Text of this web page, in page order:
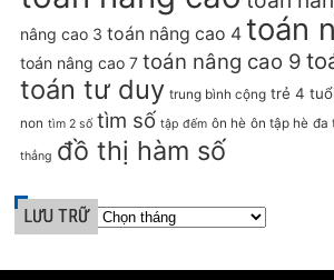
nâng cao 3 toán nâng cao 4 toán
toán nâng cao 7 toán nâng cao 9
toán tư duy trung bình cộng trẻ 4
non tìm 2 số tìm số tập đếm ôn hè ôn tập hè đa
thẳng đồ thị hàm số
LƯU TRỮ